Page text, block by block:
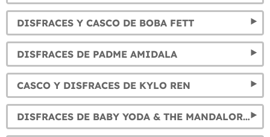
DISFRACES Y CASCO DE BOBA FETT
DISFRACES DE PADME AMIDALA
CASCO Y DISFRACES DE KYLO REN
DISFRACES DE BABY YODA & THE MANDALORIAN